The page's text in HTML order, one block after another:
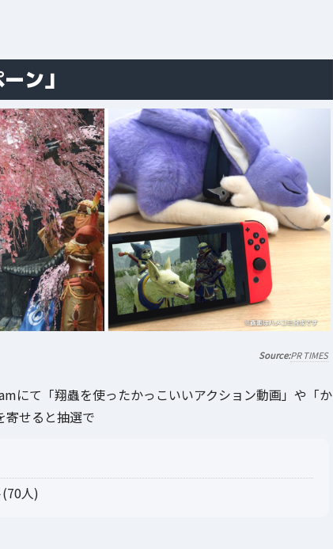
ン」
PR TIMES
にて「翔蟲を使ったかっこいいアクション動画」や「か
寄せると抽選で
人)